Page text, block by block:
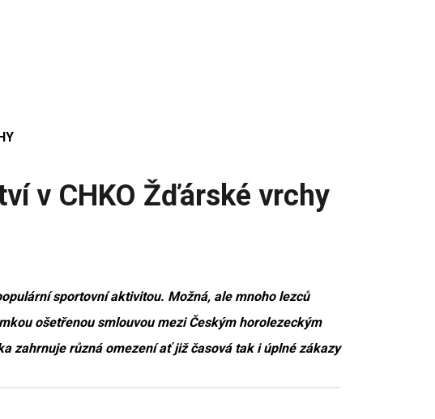
v CHKO Žďárské vrchy
sportovní aktivitou. Možná, ale mnoho lezců
ošetřenou smlouvou mezi Českým horolezeckým
zahrnuje různá omezení ať již časová tak i úplné zákazy